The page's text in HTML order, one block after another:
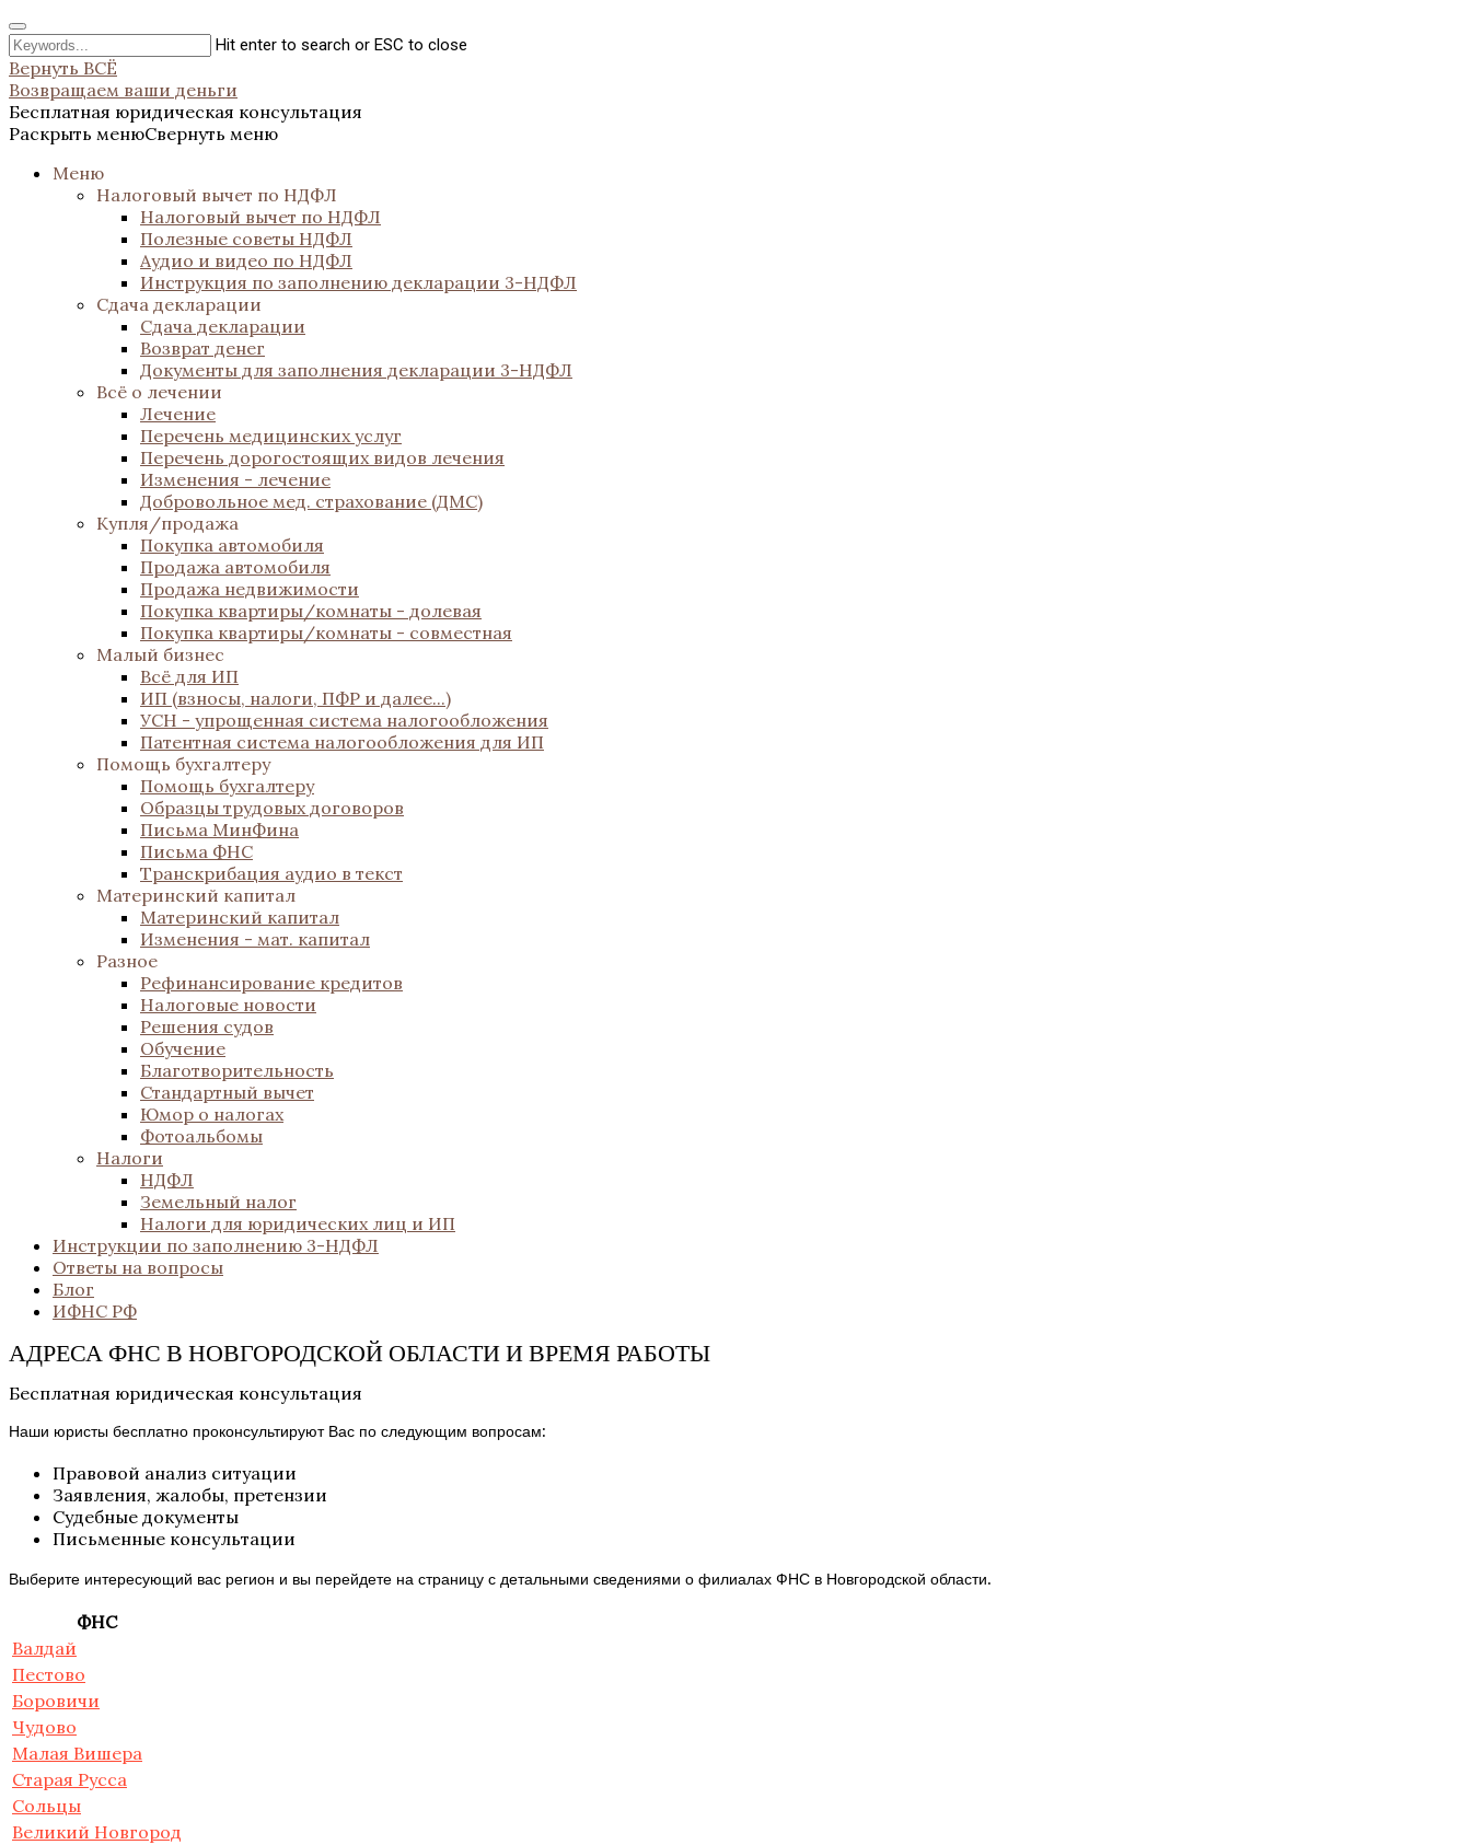
Hit enter to search or ESC to close
Вернуть ВСЁ
Возвращаем ваши деньги
Бесплатная юридическая консультация
Раскрыть менюСвернуть меню
Меню
Налоговый вычет по НДФЛ
Налоговый вычет по НДФЛ
Полезные советы НДФЛ
Аудио и видео по НДФЛ
Инструкция по заполнению декларации 3-НДФЛ
Сдача декларации
Сдача декларации
Возврат денег
Документы для заполнения декларации 3-НДФЛ
Всё о лечении
Лечение
Перечень медицинских услуг
Перечень дорогостоящих видов лечения
Изменения - лечение
Добровольное мед. страхование (ДМС)
Купля/продажа
Покупка автомобиля
Продажа автомобиля
Продажа недвижимости
Покупка квартиры/комнаты - долевая
Покупка квартиры/комнаты - совместная
Малый бизнес
Всё для ИП
ИП (взносы, налоги, ПФР и далее...)
УСН - упрощенная система налогообложения
Патентная система налогообложения для ИП
Помощь бухгалтеру
Помощь бухгалтеру
Образцы трудовых договоров
Письма МинФина
Письма ФНС
Транскрибация аудио в текст
Материнский капитал
Материнский капитал
Изменения - мат. капитал
Разное
Рефинансирование кредитов
Налоговые новости
Решения судов
Обучение
Благотворительность
Стандартный вычет
Юмор о налогах
Фотоальбомы
Налоги
НДФЛ
Земельный налог
Налоги для юридических лиц и ИП
Инструкции по заполнению 3-НДФЛ
Ответы на вопросы
Блог
ИФНС РФ
АДРЕСА ФНС В НОВГОРОДСКОЙ ОБЛАСТИ И ВРЕМЯ РАБОТЫ
Бесплатная юридическая консультация
Наши юристы бесплатно проконсультируют Вас по следующим вопросам:
Правовой анализ ситуации
Заявления, жалобы, претензии
Судебные документы
Письменные консультации
Выберите интересующий вас регион и вы перейдете на страницу с детальными сведениями о филиалах ФНС в Новгородской области.
ФНС
Валдай
Пестово
Боровичи
Чудово
Малая Вишера
Старая Русса
Сольцы
Великий Новгород